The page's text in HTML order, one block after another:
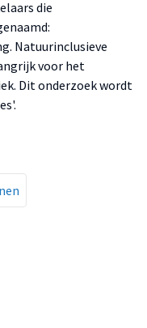
die
Natuurinclusieve
voor het
Dit onderzoek wordt